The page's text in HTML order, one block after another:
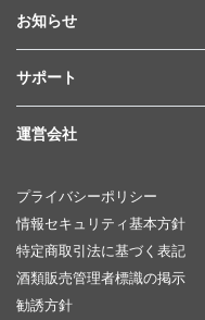
お知らせ
サポート
運営会社
プライバシーポリシー
情報セキュリティ基本方針
特定商取引法に基づく表記
酒類販売管理者標識の掲示
勧誘方針